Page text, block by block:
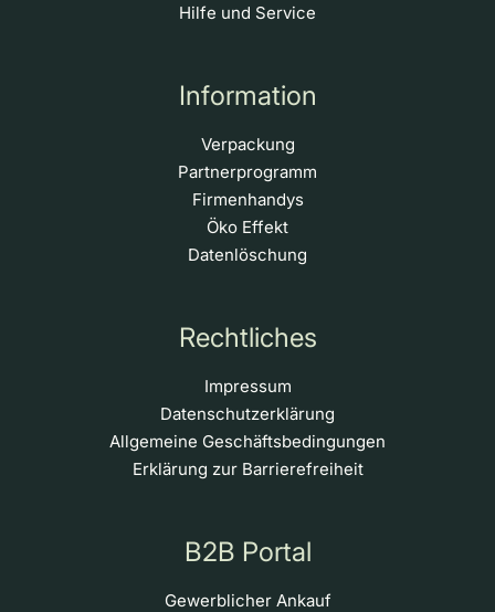
Hilfe und Service
Information
Verpackung
Partnerprogramm
Firmenhandys
Öko Effekt
Datenlöschung
Rechtliches
Impressum
Datenschutzerklärung
Allgemeine Geschäftsbedingungen
Erklärung zur Barrierefreiheit
B2B Portal
Gewerblicher Ankauf